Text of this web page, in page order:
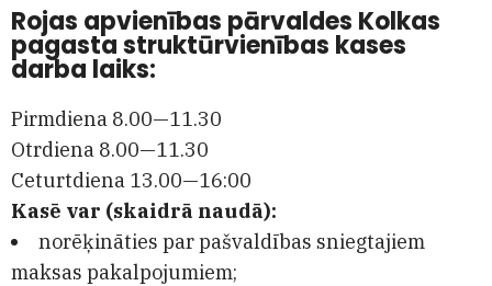
Rojas apvienības pārvaldes Kolkas
pagasta struktūrvienības kases
darba laiks:
Pirmdiena 8.00—11.30
Otrdiena 8.00—11.30
Ceturtdiena 13.00—16:00
Kasē var (skaidrā naudā):
norēķināties par pašvaldības sniegtajiem
maksas pakalpojumiem;